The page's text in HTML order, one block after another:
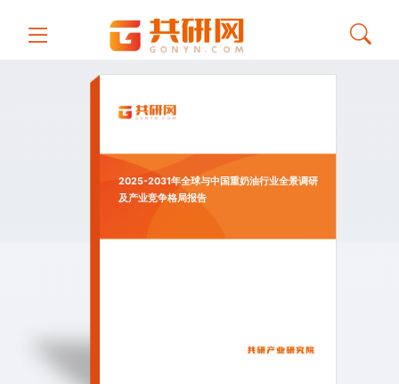
2025-2031年全球与中国重奶油行业全景调研
及产业竞争格局报告